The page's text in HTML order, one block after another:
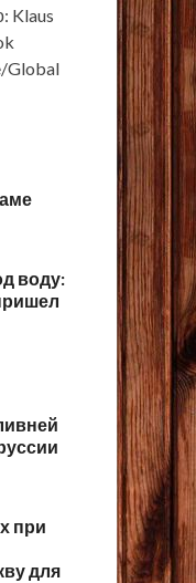
Klaus
Global
воду:
при
для